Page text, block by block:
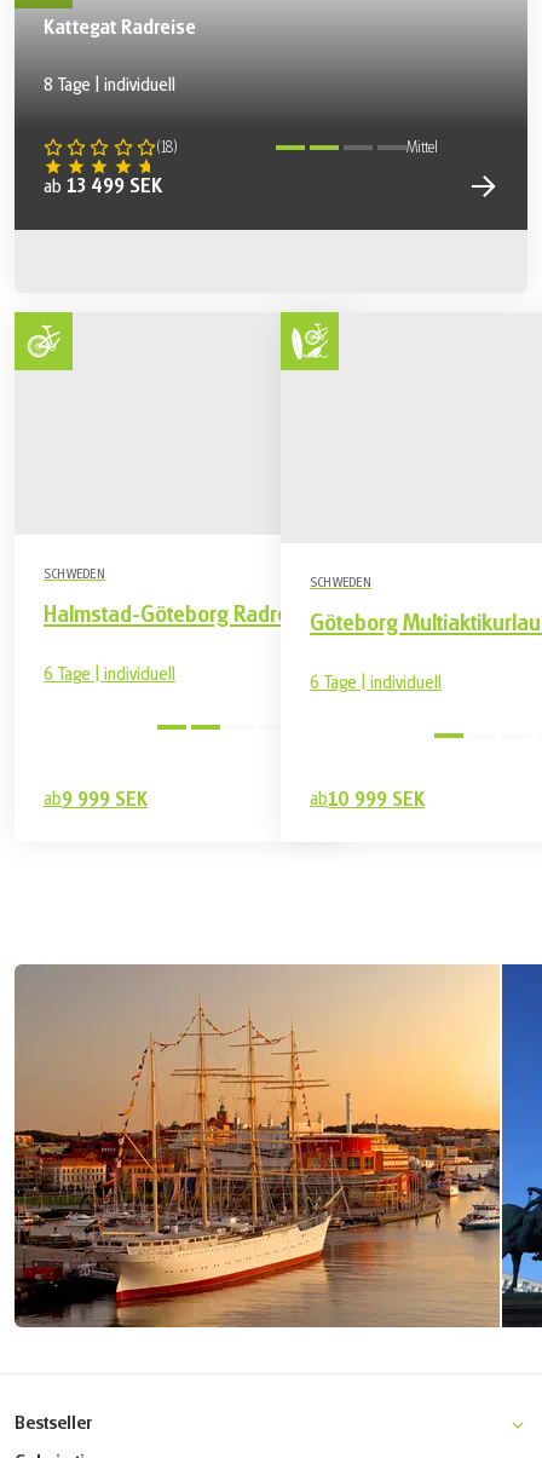
Kattegat Radreise
(18) Mittel
8 Tage | individuell
ab 13 499 SEK
SCHWEDEN
Halmstad-Göteborg Radreise
6 Tage | individuell
ab9 999 SEK
SCHWEDEN
Göteborg
6 Tage | individuell
ab10 999 SEK
Bestseller
Stockholm-Kopenhagen Radreise